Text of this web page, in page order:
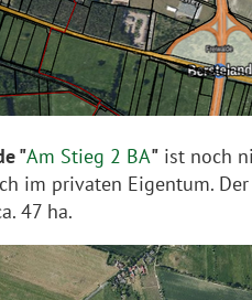
"Am Stieg 2 BA" ist noch
im privaten Eigentum.
47 ha.